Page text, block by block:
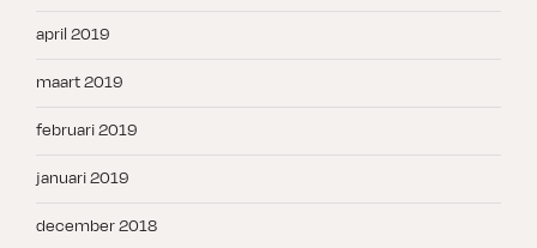
april 2019
maart 2019
februari 2019
januari 2019
december 2018